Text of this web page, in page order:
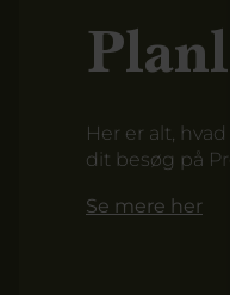
Her er alt,
dit besøg på
Se mere her